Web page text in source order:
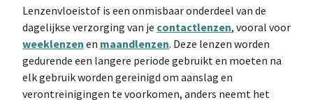
Lenzenvloeistof is een onmisbaar onderdeel van de
dagelijkse verzorging van je contactlenzen, vooral voor
weeklenzen en maandlenzen. Deze lenzen worden
gedurende een langere periode gebruikt en moeten na
elk gebruik worden gereinigd om aanslag en
verontreinigingen te voorkomen, anders neemt het